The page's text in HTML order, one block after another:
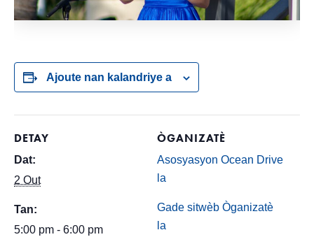
Ajoute nan kalandriye a
DETAY
Dat:
2 Out
Tan:
5:00 pm - 6:00 pm
ÒGANIZATÈ
Asosyasyon Ocean Drive
la
Gade sitwèb Òganizatè
la